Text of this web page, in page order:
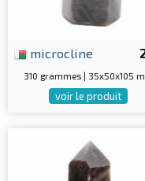
microcline
310 grammes | 35x50x105
voir le produit